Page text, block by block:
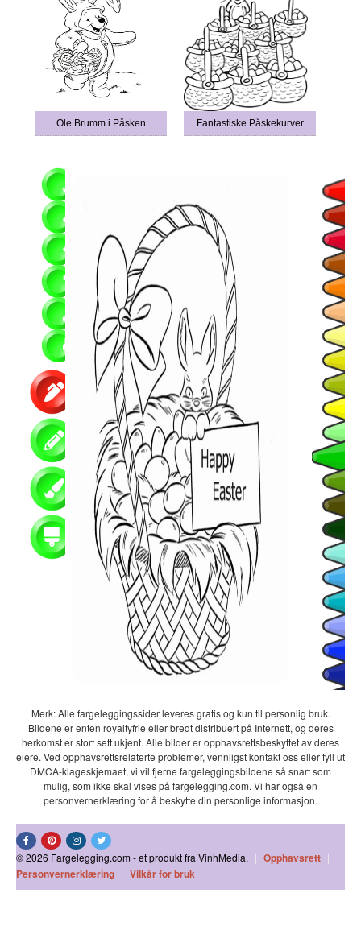
Ole Brumm i Påsken Fantastiske Påskekurver
Merk: Alle fargeleggingssider leveres gratis og kun til personlig bruk.
Bildene er enten royaltyfrie eller bredt distribuert på Internett, og deres
herkomst er stort sett ukjent. Alle bilder er opphavsrettsbeskyttet av deres
eiere. Ved opphavsrettsrelaterte problemer, vennligst kontakt oss eller fyll ut
DMCA-klageskjemaet, vi vil fjerne fargeleggingsbildene så snart som
mulig, som ikke skal vises på fargelegging.com. Vi har også en
personvernerklæring for å beskytte din personlige informasjon.
© 2026 Fargelegging.com - et produkt fra VinhMedia. | Opphavsrett |
Personvernerklæring | Vilkår for bruk